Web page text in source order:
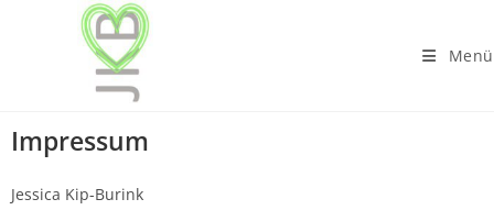
Menü
Impressum
Jessica Kip-Burink